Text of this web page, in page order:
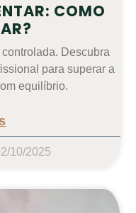
COMO
Descubra
para superar a
equilíbrio.
10/2025